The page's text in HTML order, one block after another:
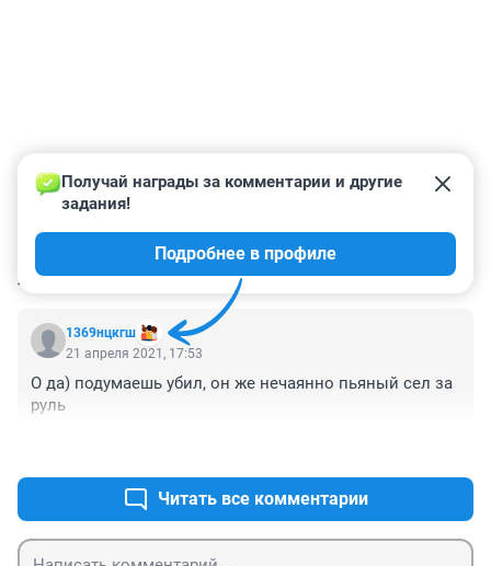
КОММЕНТАРИИ 1
1369нцкгш
Получай награды за комментарии и другие
задания!
Подробнее в профиле
21 апреля 2021, 17:53
О да) подумаешь убил, он же нечаянно пьяный сел за
руль
Читать все комментарии